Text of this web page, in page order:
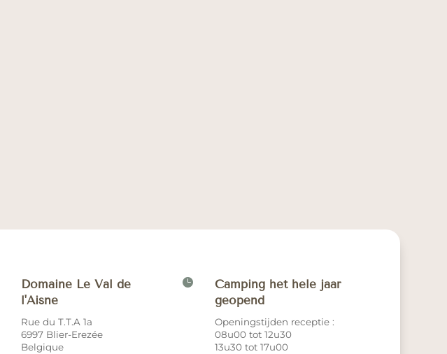
Domaine Le Val de
l'Aisne
Rue du T.T.A 1a
6997 Blier-Erezée
Belgique

Camping het hele jaar
geopend
Openingstijden receptie :
08u00 tot 12u30
13u30 tot 17u00